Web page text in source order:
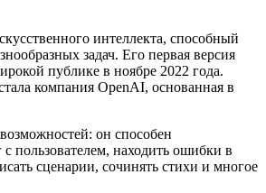
интеллекта, способный
задач. Его первая версия
публике в ноябре 2022 года.
компания OpenAI, основанная в
он способен
пользователем, находить ошибки в
сценарии, сочинять стихи и многое